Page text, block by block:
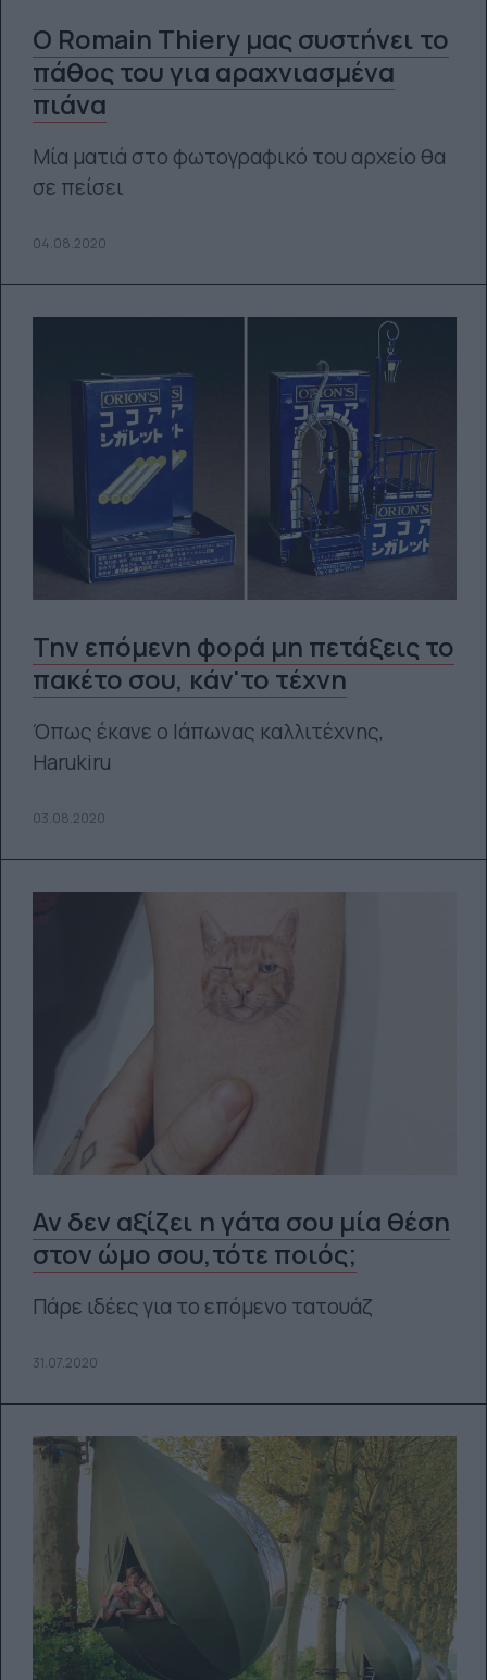
Ο Romain Thiery μας συστήνει το
πάθος του για αραχνιασμένα
πιάνα
Μία ματιά στο φωτογραφικό του αρχείο θα
σε πείσει
04.08.2020
Την επόμενη φορά μη πετάξεις το
πακέτο σου, κάν'το τέχνη
Όπως έκανε ο Ιάπωνας καλλιτέχνης,
Harukiru
03.08.2020
Αν δεν αξίζει η γάτα σου μία θέση
στον ώμο σου,τότε ποιός;
Πάρε ιδέες για το επόμενο τατουάζ
31.07.2020